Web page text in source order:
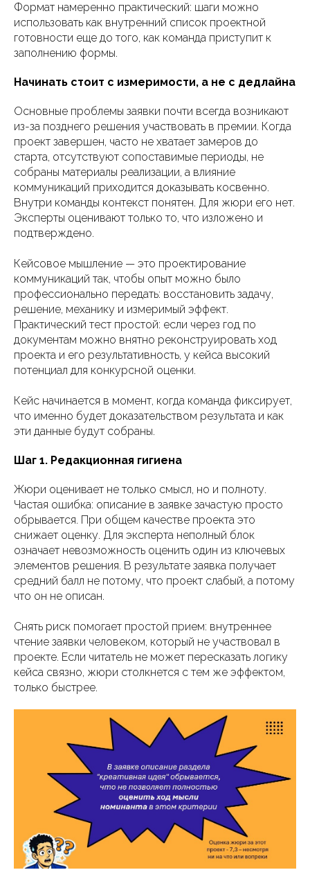
Формат намеренно практический: шаги можно
использовать как внутренний список проектной
готовности еще до того, как команда приступит к
заполнению формы.
Начинать стоит с измеримости, а не с дедлайна
Основные проблемы заявки почти всегда возникают
из-за позднего решения участвовать в премии. Когда
проект завершен, часто не хватает замеров до
старта, отсутствуют сопоставимые периоды, не
собраны материалы реализации, а влияние
коммуникаций приходится доказывать косвенно.
Внутри команды контекст понятен. Для жюри его нет.
Эксперты оценивают только то, что изложено и
подтверждено.
Кейсовое мышление — это проектирование
коммуникаций так, чтобы опыт можно было
профессионально передать: восстановить задачу,
решение, механику и измеримый эффект.
Практический тест простой: если через год по
документам можно внятно реконструировать ход
проекта и его результативность, у кейса высокий
потенциал для конкурсной оценки.
Кейс начинается в момент, когда команда фиксирует,
что именно будет доказательством результата и как
эти данные будут собраны.
Шаг 1. Редакционная гигиена
Жюри оценивает не только смысл, но и полноту.
Частая ошибка: описание в заявке зачастую просто
обрывается. При общем качестве проекта это
снижает оценку. Для эксперта неполный блок
означает невозможность оценить один из ключевых
элементов решения. В результате заявка получает
средний балл не потому, что проект слабый, а потому
что он не описан.
Снять риск помогает простой прием: внутреннее
чтение заявки человеком, который не участвовал в
проекте. Если читатель не может пересказать логику
кейса связно, жюри столкнется с тем же эффектом,
только быстрее.